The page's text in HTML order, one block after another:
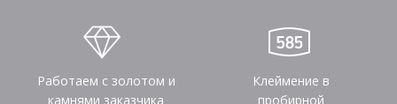
Работаем с золотом и
камнями заказчика
Клеймение в
пробирной